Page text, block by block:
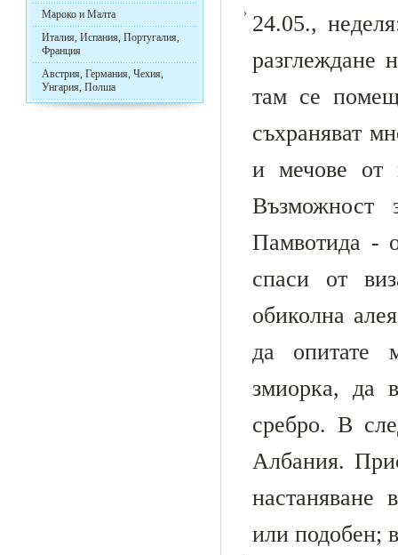
Мароко и Малта
Италия, Испания, Португалия,
Франция
Австрия, Германия, Чехия,
Унгария, Полша
24.05.,
там се
съхраняват
и мечове от
Възможност
Памвотида -
спаси от
обиколна
да опитате
змиорка, да
сребро. В
Албания.
или подобен;